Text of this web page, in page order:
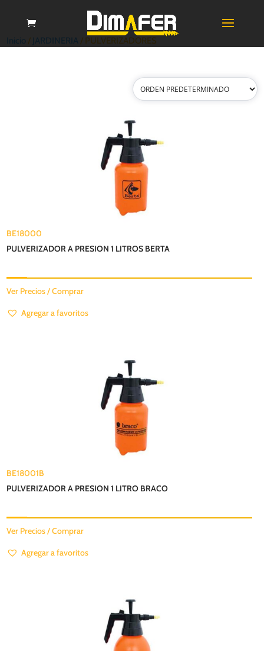
Inicio / JARDINERIA / PULVERIZADORES
BE18000
PULVERIZADOR A PRESION 1 LITROS BERTA
Ver Precios / Comprar
Agregar a favoritos
BE18001B
PULVERIZADOR A PRESION 1 LITRO BRACO
Ver Precios / Comprar
Agregar a favoritos